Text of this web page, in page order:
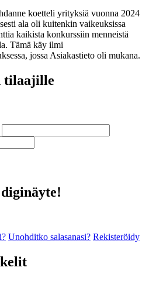
koetteli yrityksiä vuonna 2024
ala oli kuitenkin vaikeuksissa
kaikista konkurssiin menneistä
Tämä käy ilmi
jossa Asiakastieto oli mukana.
tilaajille
Unohditko salasanasi? Rekisteröidy